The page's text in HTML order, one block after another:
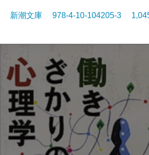
新潮文庫 978-4-10-104205-3